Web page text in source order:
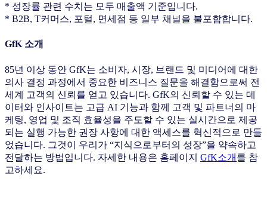
* 성장률 관련 수치는 모두 매출액 기준입니다.
* B2B, T커머스, 포털, 면세점 등 일부 채널을 불포함합니다.
GfK 소개
85년 이상 동안 GfK는 소비자, 시장, 브랜드 및 미디어에 대한
의사 결정 과정에서 중요한 비즈니스 질문을 해결함으로써 전
세계 고객의 신뢰를 얻고 있습니다. GfK의 신뢰할 수 있는 데
이터와 인사이트는 고급 AI 기능과 함께 고객 및 파트너의 마
케팅, 영업 및 조직 효율성을 주도할 수 있는 실시간으로 제공
되는 실행 가능한 권장 사항에 대한 액세스를 혁신적으로 만들
었습니다. 그것이 우리가 “지식으로부터의 성장”을 약속하고
전달하는 방법입니다. 자세한 내용은 홈페이지 GfK소개 를 참
고하세요.